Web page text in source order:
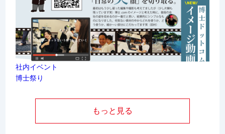
社内イベント
博士祭り
もっと見る